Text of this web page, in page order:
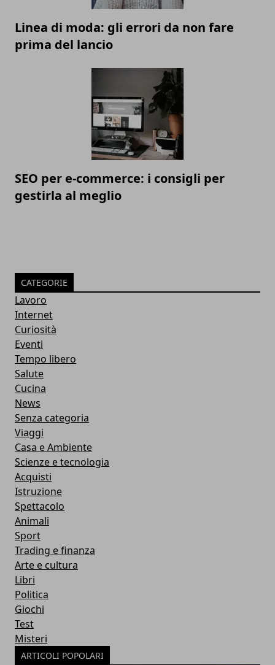
Linea di moda: gli errori da non fare
prima del lancio
SEO per e-commerce: i consigli per
gestirla al meglio
CATEGORIE
Lavoro
Internet
Curiosità
Eventi
Tempo libero
Salute
Cucina
News
Senza categoria
Viaggi
Casa e Ambiente
Scienze e tecnologia
Acquisti
Istruzione
Spettacolo
Animali
Sport
Trading e finanza
Arte e cultura
Libri
Politica
Giochi
Test
Misteri
ARTICOLI POPOLARI